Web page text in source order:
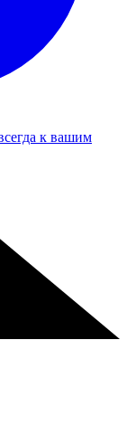
к вашим